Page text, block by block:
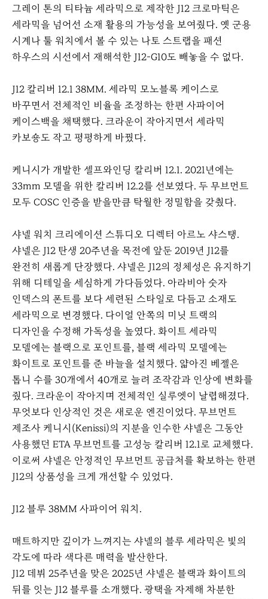
그레이 톤의 티타늄 세라믹으로 제작한 J12 크로마틱은
세라믹을 넘어선 소재 활용의 가능성을 보여줬다. 옛 군용
시계나 툴 워치에서 볼 수 있는 나토 스트랩을 패션
하우스의 시선에서 재해석한 J12-G10도 빼놓을 수 없다.
J12 칼리버 12.1 38MM. 세라믹 모노블록 케이스로
바꾸면서 전체적인 비율을 조정하는 한편 사파이어
케이스백을 채택했다. 크라운이 작아지면서 세라믹
카보숑도 작고 평평하게 바꿨다.
케니시가 개발한 셀프와인딩 칼리버 12.1. 2021년에는
33mm 모델을 위한 칼리버 12.2를 선보였다. 두 무브먼트
모두 COSC 인증을 받을만큼 탁월한 정밀함을 갖췄다.
샤넬 워치 크리에이션 스튜디오 디렉터 아르노 샤스탱.
샤넬은 J12 탄생 20주년을 목전에 앞둔 2019년 J12를
완전히 새롭게 단장했다. 샤넬은 J12의 정체성은 유지하기
위해 디테일을 세심하게 가다듬었다. 아라비아 숫자
인덱스의 폰트를 보다 세련된 스타일로 다듬고 소재도
세라믹으로 변경했다. 다이얼 안쪽의 미닛 트랙의
디자인을 수정해 가독성을 높였다. 화이트 세라믹
모델에는 블랙으로 포인트를, 블랙 세라믹 모델에는
화이트로 포인트를 준 바늘을 설치했다. 얇아진 베젤은
톱니 수를 30개에서 40개로 늘려 조작감과 인상에 변화를
줬다. 크라운이 작아지며 전체적인 실루엣이 날렵해졌다.
무엇보다 인상적인 것은 새로운 엔진이었다. 무브먼트
제조사 케니시(Kenissi)의 지분을 인수한 샤넬은 그동안
사용했던 ETA 무브먼트를 고성능 칼리버 12.1로 교체했다.
이로써 샤넬은 안정적인 무브먼트 공급처를 확보하는 한편
J12의 상품성을 크게 개선할 수 있었다.
J12 블루 38MM 사파이어 워치.
매트하지만 깊이가 느껴지는 샤넬의 블루 세라믹은 빛의
각도에 따라 색다른 매력을 발산한다.
J12 데뷔 25주년을 맞은 2025년 샤넬은 블랙과 화이트의
뒤를 잇는 J12 블루를 소개했다. 광택을 자제해 차분한